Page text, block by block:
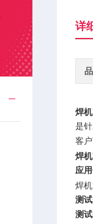
详
焊
是
客
焊
应
焊
测
测